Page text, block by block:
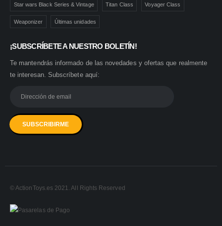
Star wars Black Series & Vintage Titan Class Voyager Class
Weaponizer Últimas unidades
¡SUBSCRÍBETE A NUESTRO BOLETÍN!
Te mantendrás informado de las novedades y ofertas que realmente
te interesan. Subscríbete aquí:
© ActionToys.es 2021. All Rights Reserved